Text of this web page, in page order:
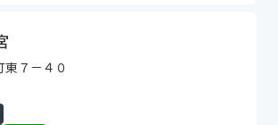
７－４０